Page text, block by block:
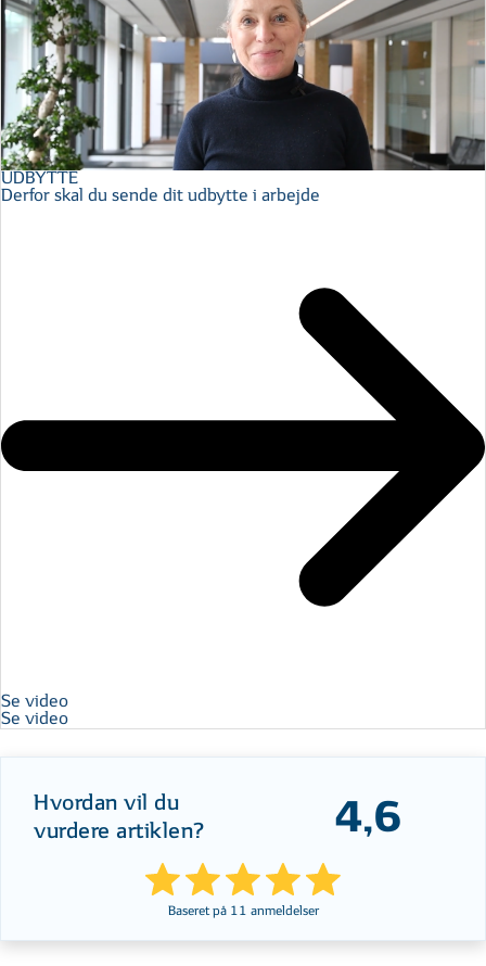
UDBYTTE
Derfor skal du sende dit udbytte i arbejde
Se video
Se video
Hvordan vil du
vurdere artiklen?
4,6
Baseret på 11 anmeldelser